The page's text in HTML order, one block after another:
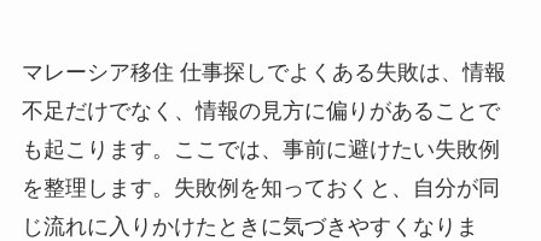
マレーシア移住 仕事探しでよくある失敗は、情報
不足だけでなく、情報の見方に偏りがあることで
も起こります。ここでは、事前に避けたい失敗例
を整理します。失敗例を知っておくと、自分が同
じ流れに入りかけたときに気づきやすくなりま